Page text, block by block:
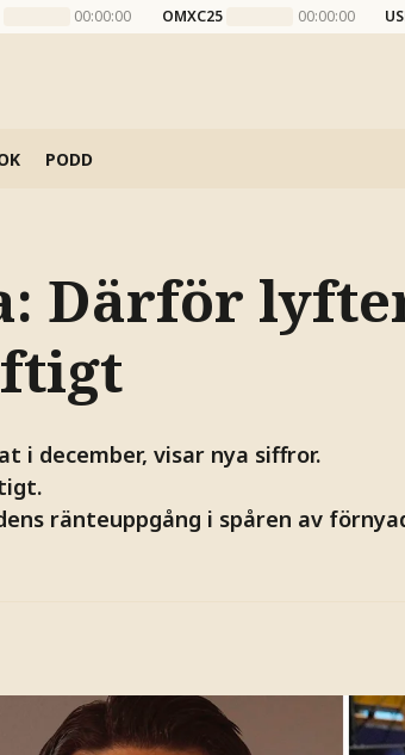
00:00:00 OMXC25 00:00:00
PODD
Därför
i december, visar nya siffror.
ränteuppgång i spåren av